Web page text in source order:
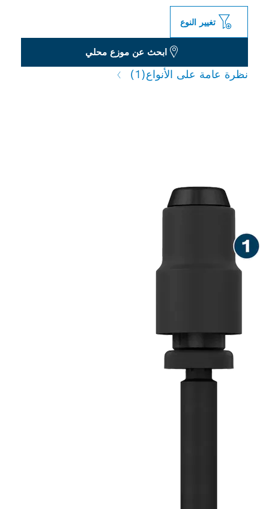
تغيير النوع
ابحث عن موزع محلي
نظرة عامة على الأنواع(1)